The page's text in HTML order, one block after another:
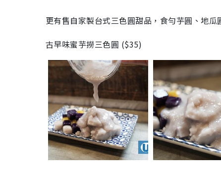
更有售自家製台式三色圓甜品，食勻芋圓、地瓜
古早味蜜芋撈三色圓 ($35)